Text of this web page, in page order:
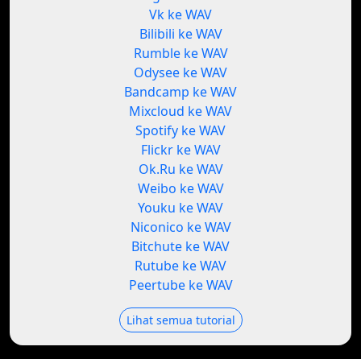
Vk ke WAV
Bilibili ke WAV
Rumble ke WAV
Odysee ke WAV
Bandcamp ke WAV
Mixcloud ke WAV
Spotify ke WAV
Flickr ke WAV
Ok.Ru ke WAV
Weibo ke WAV
Youku ke WAV
Niconico ke WAV
Bitchute ke WAV
Rutube ke WAV
Peertube ke WAV
Lihat semua tutorial